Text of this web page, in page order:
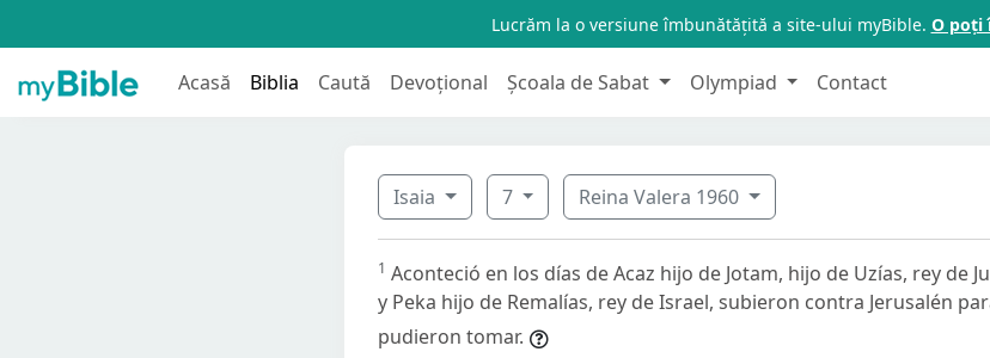
Lucrăm la o versiune îmbunătățită a site-ului myBible. O poți
Acasă Biblia Caută Devoțional Școala de Sabat Olympiad Contact
Isaia 7 Reina Valera 1960
1 Aconteció en los días de Acaz hijo de Jotam, hijo de Uzías, rey de
y Peka hijo de Remalías, rey de Israel, subieron contra Jerusalén
pudieron tomar.